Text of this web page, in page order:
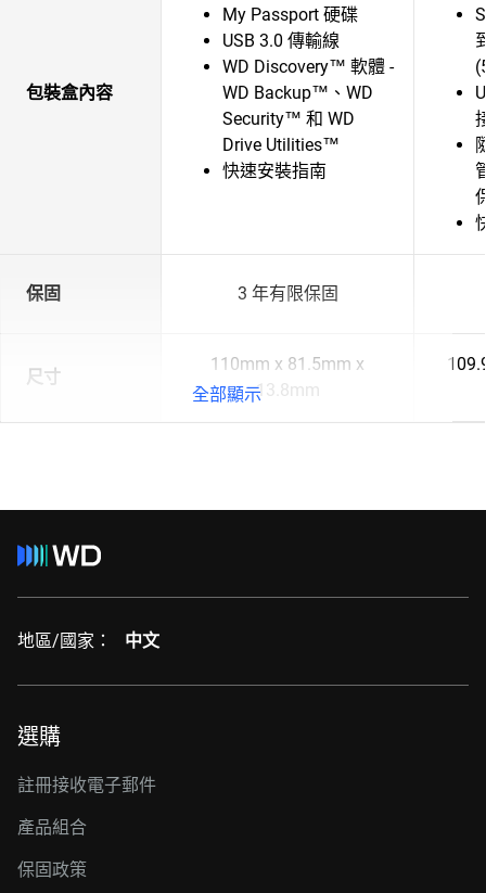
包裝盒內容
My Passport 硬碟
USB 3.0 傳輸線
WD Discovery™ 軟體 -
WD Backup™、WD
Security™ 和 WD
Drive Utilities™
快速安裝指南
保固 3 年有限保固
尺寸
110mm x 81.5mm x
13.8mm
全部顯示
地區/國家： 中文
選購
註冊接收電子郵件
產品組合
保固政策